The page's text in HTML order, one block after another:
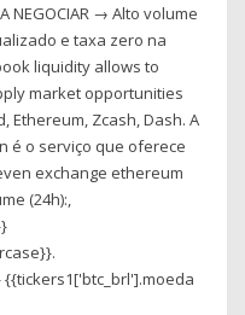
NEGOCIAR → Alto volume
e taxa zero na
liquidity allows to
market opportunities
Ethereum, Zcash, Dash. A
é o serviço que oferece
exchange ethereum
(24h):,